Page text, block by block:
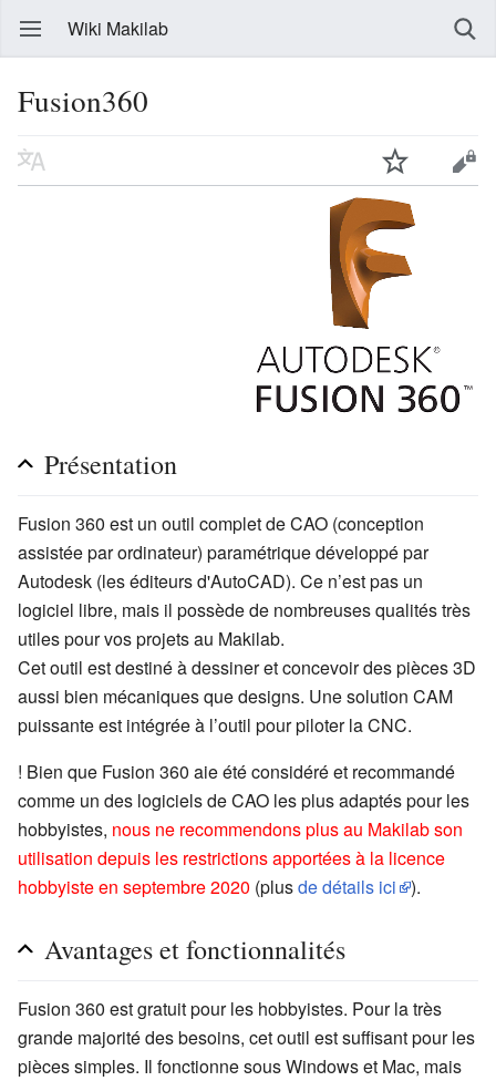
Wiki Makilab
Fusion360
Présentation
Fusion 360 est un outil complet de CAO (conception
assistée par ordinateur) paramétrique développé par
Autodesk (les éditeurs d'AutoCAD). Ce n’est pas un
logiciel libre, mais il possède de nombreuses qualités très
utiles pour vos projets au Makilab.
Cet outil est destiné à dessiner et concevoir des pièces 3D
aussi bien mécaniques que designs. Une solution CAM
puissante est intégrée à l’outil pour piloter la CNC.
! Bien que Fusion 360 aie été considéré et recommandé
comme un des logiciels de CAO les plus adaptés pour les
hobbyistes, nous ne recommendons plus au Makilab son
utilisation depuis les restrictions apportées à la licence
hobbyiste en septembre 2020 (plusde détails ici ).
Avantages et fonctionnalités
Fusion 360 est gratuit pour les hobbyistes. Pour la très
grande majorité des besoins, cet outil est suffisant pour les
pièces simples. Il fonctionne sous Windows et Mac, mais